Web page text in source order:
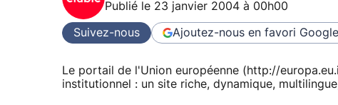
Publié le 23 janvier 2004 à 00h00
Suivez-nous Ajoutez-nous en favori Google
Le portail de l'Union européenne (http://
institutionnel : un site riche, dynamique,